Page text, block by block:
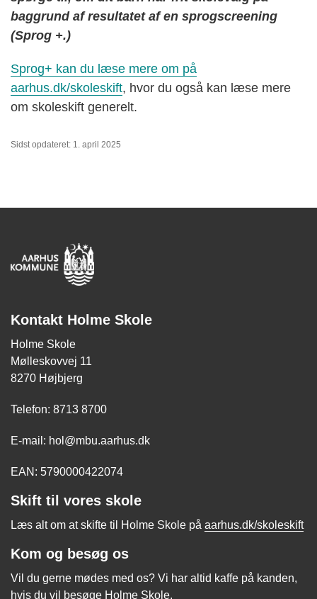
baggrund af resultatet af en sprogscreening
(Sprog +.)
Sprog+ kan du læse mere om på
aarhus.dk/skoleskift, hvor du også kan læse mere
om skoleskift generelt.
Sidst opdateret: 1. april 2025
Kontakt Holme Skole
Holme Skole
Mølleskovvej 11
8270 Højbjerg
Telefon: 8713 8700
E-mail: hol@mbu.aarhus.dk
EAN: 5790000422074
Skift til vores skole
Læs alt om at skifte til Holme Skole på aarhus.dk/skoleskift
Kom og besøg os
Vil du gerne mødes med os? Vi har altid kaffe på kanden,
hvis du vil besøge Holme Skole.